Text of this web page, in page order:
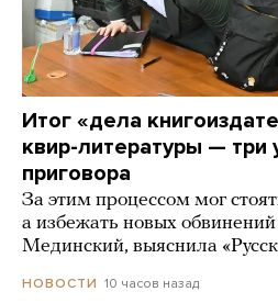
Итог «дела
квир-литературы — три
приговора
За этим процессом мог
а избежать новых
Мединский, выяснила
НОВОСТИ 10 часов назад